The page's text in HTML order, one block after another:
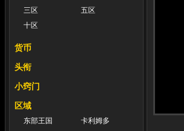
三区
五区
十区
货币
头衔
小窍门
区域
东部王国
卡利姆多